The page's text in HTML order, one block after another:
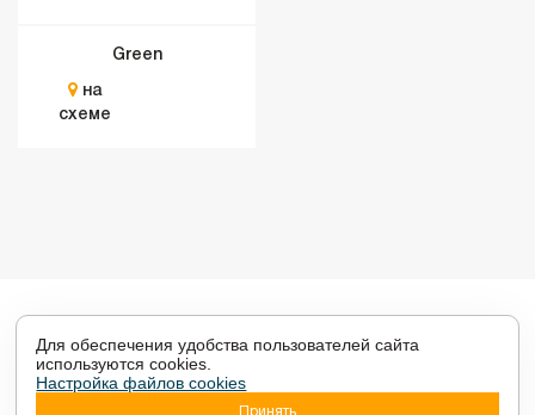
Green
на
схеме
Для обеспечения удобства пользователей сайта
используются cookies.
Настройка файлов cookies
Принять